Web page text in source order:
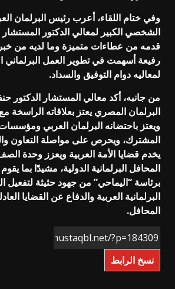
وفي ختام اللقاء، أعرب رئيس البرلمان
الشخصي الكبير لمعالي الدكتور المستشار
قدمه من عطاءات متميزة وما لديه من خبرة
رفيعة أسهمت في تطوير العمل البرلماني
لمعاليه دوام التوفيق والسداد.
من جانبه، أكد معالي المستشار الدكتور
البرلمان المصري يعتز بعلاقاته الراسخة
ويعتز باحتضانه البرلمان العربي
المشترك، ويحرص على مواصلة التعاون
يخدم قضايا الأمة العربية ويعزز وحدة
المحافل البرلمانية الدولية، مشيدًا بما
برئاسة “اليماحي” من جهود حثيثة لتفعيل
البرلمانية العربية والدفاع عن القضايا
المحافل.
نسخ الرابط